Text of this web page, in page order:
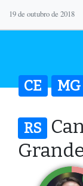
19 de outubro de 2018
CE MG
RS